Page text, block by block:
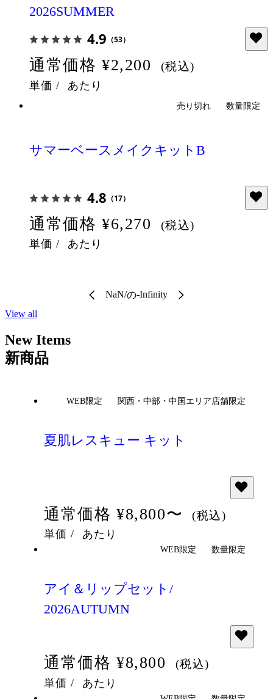
2026SUMMER
4.9 （53）
通常価格 ¥2,200 (税込)
単価 / あたり
売り切れ 数量限定
サマーベースメイクキットB
4.8 （17）
通常価格 ¥6,270 (税込)
単価 / あたり
NaN/の-Infinity
View all
New Items
新商品
WEB限定 関西・中部・中国エリア店舗限定
夏肌レスキュー キット
通常価格 ¥8,800〜 (税込)
単価 / あたり
WEB限定 数量限定
アイ＆リップセット/
2026AUTUMN
通常価格 ¥8,800 (税込)
単価 / あたり